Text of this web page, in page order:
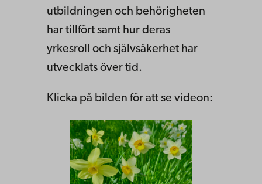
utbildningen och behörigheten
har tillfört samt hur deras
yrkesroll och självsäkerhet har
utvecklats över tid.
Klicka på bilden för att se videon: